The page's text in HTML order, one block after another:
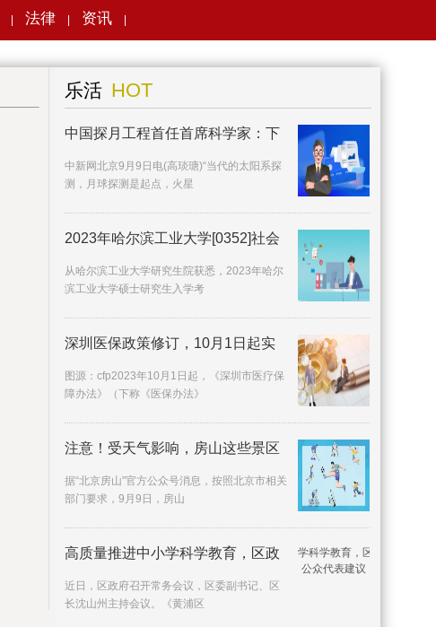
法律 资讯
乐活 HOT
中国探月工程首任首席科学家：下
中新网北京9月9日电(高琰瑭)“当代的太阳系探
测，月球探测是起点，火星
2023年哈尔滨工业大学[0352]社会
从哈尔滨工业大学研究生院获悉，2023年哈尔
滨工业大学硕士研究生入学考
深圳医保政策修订，10月1日起实
图源：cfp2023年10月1日起，《深圳市医疗保
障办法》（下称《医保办法》
注意！受天气影响，房山这些景区
据“北京房山”官方公众号消息，按照北京市相关
部门要求，9月9日，房山
高质量推进中小学科学教育，区政
近日，区政府召开常务会议，区委副书记、区
长沈山州主持会议。《黄浦区